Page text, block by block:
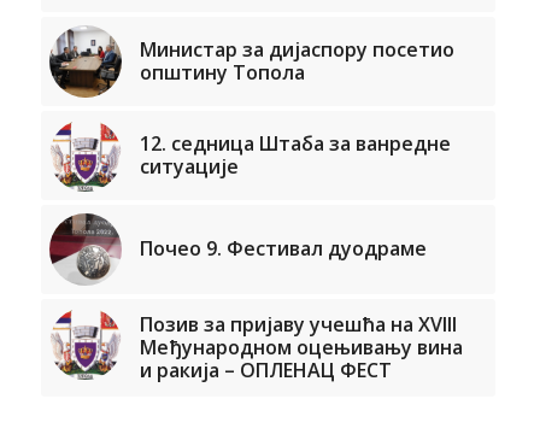
Министар за дијаспору посетио
општину Топола
12. седница Штаба за ванредне
ситуације
Почео 9. Фестивал дуодраме
Позив за пријаву учешћа на XVIII
Међународном оцењивању вина
и ракија – ОПЛЕНАЦ ФЕСТ